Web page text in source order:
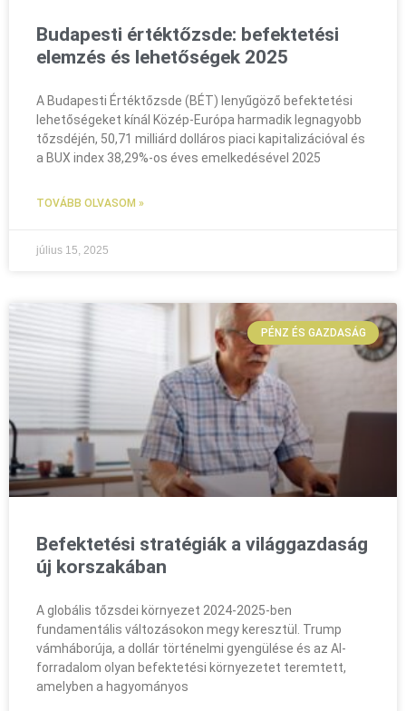
Budapesti értéktőzsde: befektetési
elemzés és lehetőségek 2025
A Budapesti Értéktőzsde (BÉT) lenyűgöző befektetési
lehetőségeket kínál Közép-Európa harmadik legnagyobb
tőzsdéjén, 50,71 milliárd dolláros piaci kapitalizációval és
a BUX index 38,29%-os éves emelkedésével 2025
TOVÁBB OLVASOM »
július 15, 2025
PÉNZ ÉS GAZDASÁG
Befektetési stratégiák a világgazdaság
új korszakában
A globális tőzsdei környezet 2024-2025-ben
fundamentális változásokon megy keresztül. Trump
vámháborúja, a dollár történelmi gyengülése és az AI-
forradalom olyan befektetési környezetet teremtett,
amelyben a hagyományos